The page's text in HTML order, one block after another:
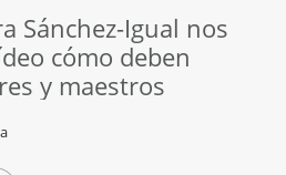
Sánchez-Igual nos
cómo deben
y maestros